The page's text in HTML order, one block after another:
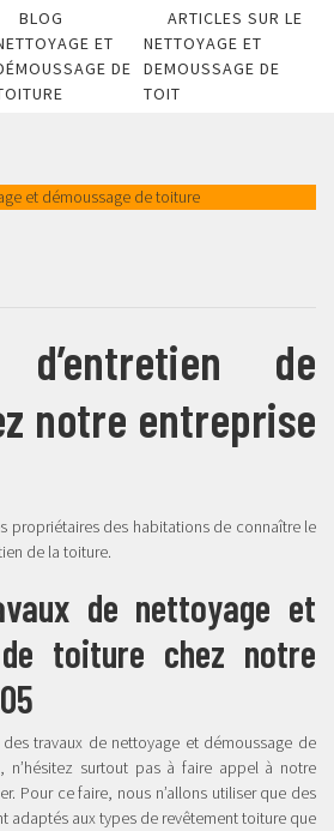
BLOG
ET
DE
ARTICLES SUR LE
NETTOYAGE ET
DEMOUSSAGE DE
TOIT
d’entretien de
notre entreprise
propriétaires des habitations de connaître le
de la toiture.
de nettoyage et
de toiture chez notre
travaux de nettoyage et démoussage de
surtout pas à faire appel à notre
Pour ce faire, nous n’allons utiliser que des
adaptés aux types de revêtement toiture que